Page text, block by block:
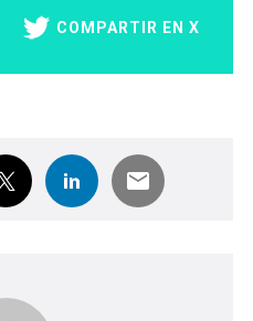
COMPARTIR EN X